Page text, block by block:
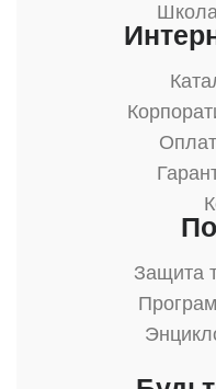
Защита